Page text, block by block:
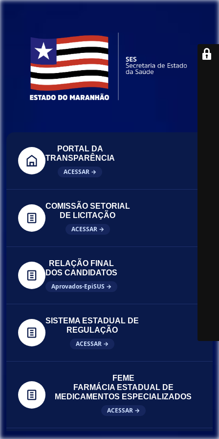
PORTAL DA
TRANSPARÊNCIA
ACESSAR →
COMISSÃO SETORIAL
DE LICITAÇÃO
ACESSAR →
RELAÇÃO FINAL
DOS CANDIDATOS
Aprovados-EpiSUS →
SISTEMA ESTADUAL DE
REGULAÇÃO
ACESSAR →
FEME
FARMÁCIA ESTADUAL DE
MEDICAMENTOS ESPECIALIZADOS
ACESSAR →